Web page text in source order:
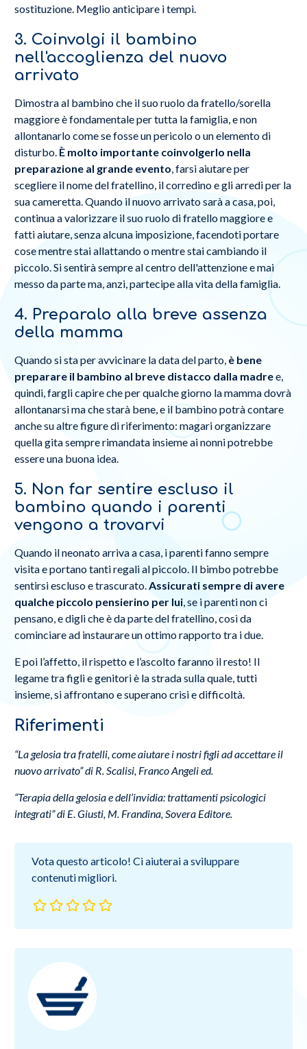
sostituzione. Meglio anticipare i tempi.
3. Coinvolgi il bambino
nell'accoglienza del nuovo
arrivato
Dimostra al bambino che il suo ruolo da fratello/sorella
maggiore è fondamentale per tutta la famiglia, e non
allontanarlo come se fosse un pericolo o un elemento di
disturbo.È molto importante coinvolgerlo nella
preparazione al grande evento, farsi aiutare per
scegliere il nome del fratellino, il corredino e gli arredi per la
sua cameretta. Quando il nuovo arrivato sarà a casa, poi,
continua a valorizzare il suo ruolo di fratello maggiore e
fatti aiutare, senza alcuna imposizione, facendoti portare
cose mentre stai allattando o mentre stai cambiando il
piccolo. Si sentirà sempre al centro dell'attenzione e mai
messo da parte ma, anzi, partecipe alla vita della famiglia.
4. Preparalo alla breve assenza
della mamma
Quando si sta per avvicinare la data del parto, è bene
preparare il bambino al breve distacco dalla madree,
quindi, fargli capire che per qualche giorno la mamma dovrà
allontanarsi ma che starà bene, e il bambino potrà contare
anche su altre figure di riferimento: magari organizzare
quella gita sempre rimandata insieme ai nonni potrebbe
essere una buona idea.
5. Non far sentire escluso il
bambino quando i parenti
vengono a trovarvi
Quando il neonato arriva a casa, i parenti fanno sempre
visita e portano tanti regali al piccolo. Il bimbo potrebbe
sentirsi escluso e trascurato.Assicurati sempre di avere
qualche piccolo pensierino per lui, se i parenti non ci
pensano, e digli che è da parte del fratellino, così da
cominciare ad instaurare un ottimo rapporto tra i due.
E poi l’affetto, il rispetto e l’ascolto faranno il resto! Il
legame tra figli e genitori è la strada sulla quale, tutti
insieme, si affrontano e superano crisi e difficoltà.
Riferimenti
“La gelosia tra fratelli, come aiutare i nostri figli ad accettare il
nuovo arrivato” di R. Scalisi, Franco Angeli ed.
“Terapia della gelosia e dell’invidia: trattamenti psicologici
integrati” di E. Giusti, M. Frandina, Sovera Editore.
Vota questo articolo! Ci aiuterai a sviluppare
contenuti migliori.